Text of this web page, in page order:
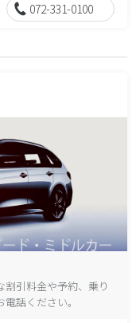
072-331-0100
引料金や予約、乗り
話ください。